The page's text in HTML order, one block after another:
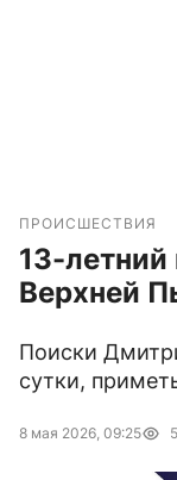
ПРОИСШЕСТВИЯ
13-летний
Верхней
Поиски
сутки,
8 мая 2026, 09:25 5